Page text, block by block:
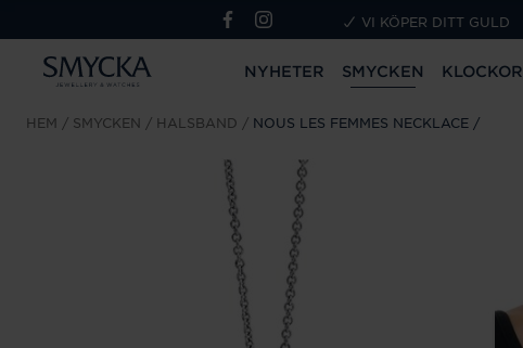
VI KÖPER DITT GULD
NYHETER SMYCKEN KLOCKOR
HEM SMYCKEN HALSBAND NOUS LES FEMMES NECKLACE